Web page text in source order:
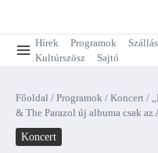
Hírek Programok Szállás
Kultúrszösz
Sajtó
Főoldal / Programok / Koncert /
& The Parazol új albuma csak
Koncert